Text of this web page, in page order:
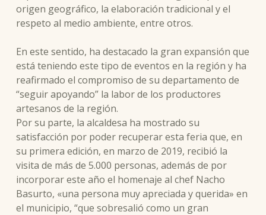
origen geográfico, la elaboración tradicional y el
respeto al medio ambiente, entre otros.
En este sentido, ha destacado la gran expansión que
está teniendo este tipo de eventos en la región y ha
reafirmado el compromiso de su departamento de
“seguir apoyando” la labor de los productores
artesanos de la región.
Por su parte, la alcaldesa ha mostrado su
satisfacción por poder recuperar esta feria que, en
su primera edición, en marzo de 2019, recibió la
visita de más de 5.000 personas, además de por
incorporar este año el homenaje al chef Nacho
Basurto, «una persona muy apreciada y querida» en
el municipio, “que sobresalió como un gran